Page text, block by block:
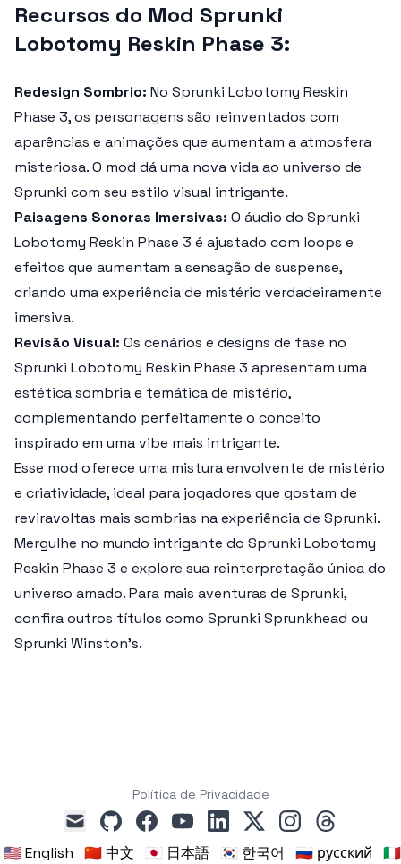
Recursos do Mod Sprunki
Lobotomy Reskin Phase 3:
Redesign Sombrio: No Sprunki Lobotomy Reskin
Phase 3, os personagens são reinventados com
aparências e animações que aumentam a atmosfera
misteriosa. O mod dá uma nova vida ao universo de
Sprunki com seu estilo visual intrigante.
Paisagens Sonoras Imersivas: O áudio do Sprunki
Lobotomy Reskin Phase 3 é ajustado com loops e
efeitos que aumentam a sensação de suspense,
criando uma experiência de mistério verdadeiramente
imersiva.
Revisão Visual: Os cenários e designs de fase no
Sprunki Lobotomy Reskin Phase 3 apresentam uma
estética sombria e temática de mistério,
complementando perfeitamente o conceito
inspirado em uma vibe mais intrigante.
Esse mod oferece uma mistura envolvente de mistério
e criatividade, ideal para jogadores que gostam de
reviravoltas mais sombrias na experiência de Sprunki.
Mergulhe no mundo intrigante do Sprunki Lobotomy
Reskin Phase 3 e explore sua reinterpretação única do
universo amado. Para mais aventuras de Sprunki,
confira outros títulos como Sprunki Sprunkhead ou
Sprunki Winston’s.
Política de Privacidade
mail
githubfacebookyoutubelinkedin
x instagramthreads
🇺🇸 English 🇨🇳 中文 🇯🇵 日本語 🇰🇷 한국어 🇷🇺 русский 🇮🇹